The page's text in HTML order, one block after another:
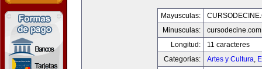
Mayusculas:
Minusculas:
cursodecine.com
Longitud:
11 caracteres
Categorias:
Artes y Cultura,